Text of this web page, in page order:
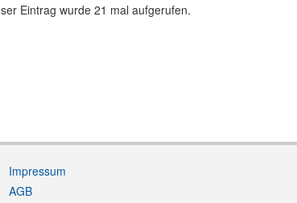
Eintrag wurde 21 mal aufgerufen.
Impressum
AGB